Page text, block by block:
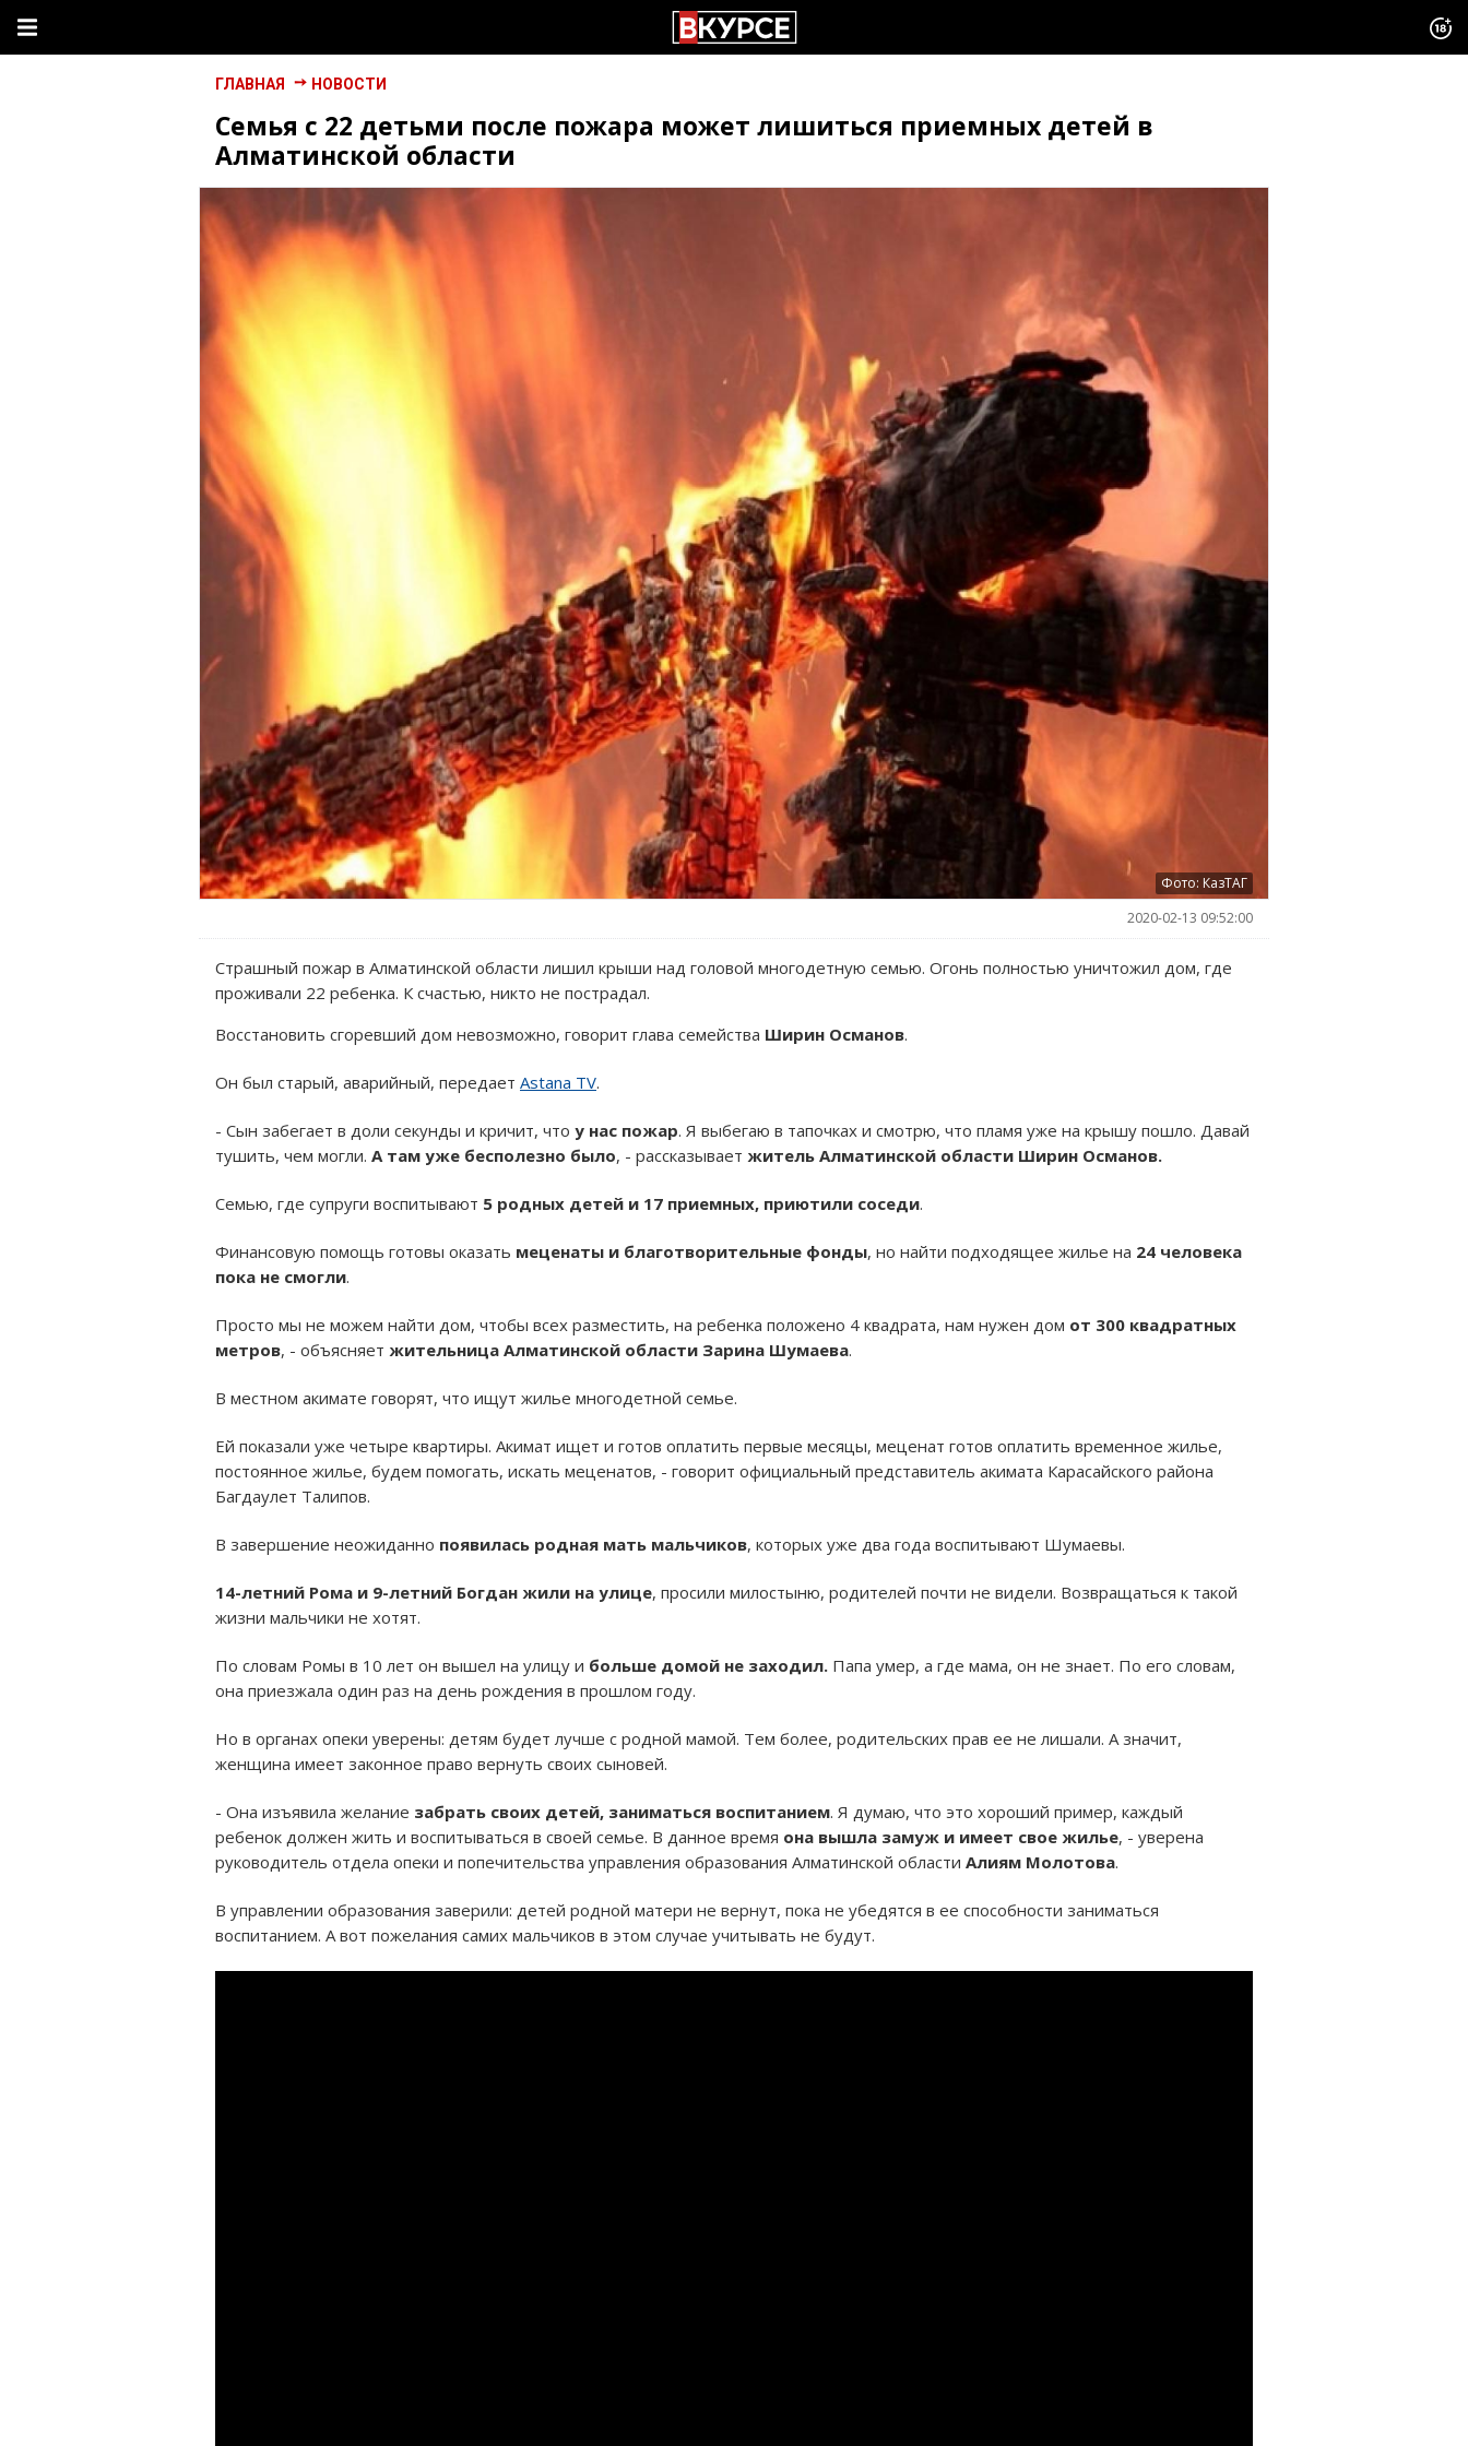
ГЛАВНАЯ НОВОСТИ
Семья с 22 детьми после пожара может лишиться приемных детей в
Алматинской области
Фото: КазТАГ
2020-02-13 09:52:00
Страшный пожар в Алматинской области лишил крыши над головой многодетную семью. Огонь полностью уничтожил дом, где
проживали 22 ребенка. К счастью, никто не пострадал.
Восстановить сгоревший дом невозможно, говорит глава семейства Ширин Османов.
Он был старый, аварийный, передает Astana TV.
- Сын забегает в доли секунды и кричит, что у нас пожар. Я выбегаю в тапочках и смотрю, что пламя уже на крышу пошло. Давай
тушить, чем могли. А там уже бесполезно было, - рассказывает житель Алматинской области Ширин Османов.
Семью, где супруги воспитывают 5 родных детей и 17 приемных, приютили соседи.
Финансовую помощь готовы оказать меценаты и благотворительные фонды, но найти подходящее жилье на 24 человека
пока не смогли.
Просто мы не можем найти дом, чтобы всех разместить, на ребенка положено 4 квадрата, нам нужен дом от 300 квадратных
метров, - объясняет жительница Алматинской области Зарина Шумаева.
В местном акимате говорят, что ищут жилье многодетной семье.
Ей показали уже четыре квартиры. Акимат ищет и готов оплатить первые месяцы, меценат готов оплатить временное жилье,
постоянное жилье, будем помогать, искать меценатов, - говорит официальный представитель акимата Карасайского района
Багдаулет Талипов.
В завершение неожиданно появилась родная мать мальчиков, которых уже два года воспитывают Шумаевы.
14-летний Рома и 9-летний Богдан жили на улице, просили милостыню, родителей почти не видели. Возвращаться к такой
жизни мальчики не хотят.
По словам Ромы в 10 лет он вышел на улицу и больше домой не заходил. Папа умер, а где мама, он не знает. По его словам,
она приезжала один раз на день рождения в прошлом году.
Но в органах опеки уверены: детям будет лучше с родной мамой. Тем более, родительских прав ее не лишали. А значит,
женщина имеет законное право вернуть своих сыновей.
- Она изъявила желание забрать своих детей, заниматься воспитанием. Я думаю, что это хороший пример, каждый
ребенок должен жить и воспитываться в своей семье. В данное время она вышла замуж и имеет свое жилье, - уверена
руководитель отдела опеки и попечительства управления образования Алматинской области Алиям Молотова.
В управлении образования заверили: детей родной матери не вернут, пока не убедятся в ее способности заниматься
воспитанием. А вот пожелания самих мальчиков в этом случае учитывать не будут.